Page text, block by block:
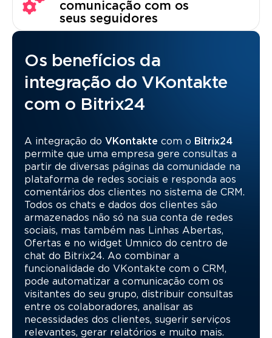
comunicação com os
seus seguidores
Os benefícios da
integração do VKontakte
com o Bitrix24
A integração do VKontakte com o Bitrix24
permite que uma empresa gere consultas a
partir de diversas páginas da comunidade na
plataforma de redes sociais e responda aos
comentários dos clientes no sistema de CRM.
Todos os chats e dados dos clientes são
armazenados não só na sua conta de redes
sociais, mas também nas Linhas Abertas,
Ofertas e no widget Umnico do centro de
chat do Bitrix24. Ao combinar a
funcionalidade do VKontakte com o CRM,
pode automatizar a comunicação com os
visitantes do seu grupo, distribuir consultas
entre os colaboradores, analisar as
necessidades dos clientes, sugerir serviços
relevantes, gerar relatórios e muito mais.